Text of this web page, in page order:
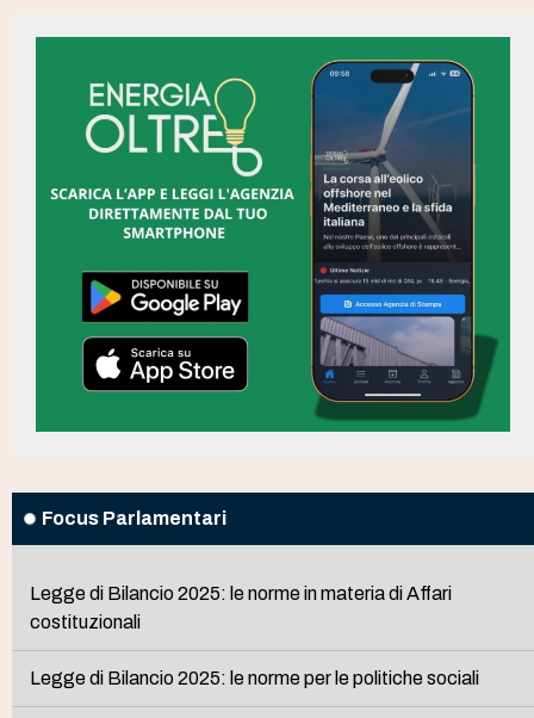
Focus Parlamentari
Legge di Bilancio 2025: le norme in materia di Affari
costituzionali
Legge di Bilancio 2025: le norme per le politiche sociali